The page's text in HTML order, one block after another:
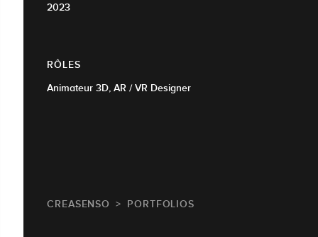
2023
RÔLES
Animateur 3D, AR / VR Designer
CREASENSO PORTFOLIOS